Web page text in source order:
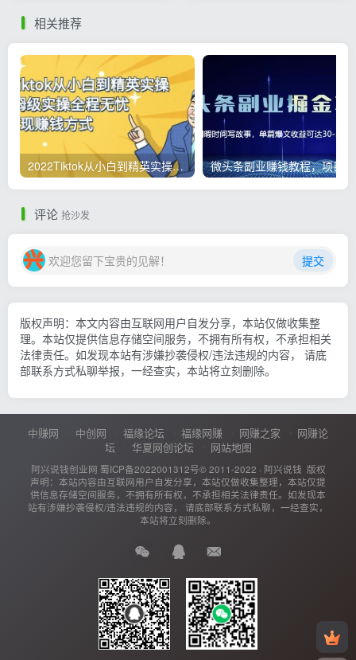
相关推荐
2022Tiktok从小白到精英实操，0-1保姆级实操全程无忧，多种变现赚钱方式
评论 抢沙发
欢迎您留下宝贵的见解！ 提交
版权声明：本文内容由互联网用户自发分享，本站仅做收集整
理。本站仅提供信息存储空间服务，不拥有所有权，不承担相关
法律责任。如发现本站有涉嫌抄袭侵权/违法违规的内容， 请底
部联系方式私聊举报，一经查实，本站将立刻删除。
中赚网 中创网 福缘论坛 福缘网赚 网赚之家
网赚论
坛
华夏网创论坛 网站地图
阿兴说钱创业网 蜀ICP备2022001312号© 2011-2022 · 阿兴说钱 版权
声明：本站内容由互联网用户自发分享，本站仅做收集整理，本站仅提
供信息存储空间服务，不拥有所有权，不承担相关法律责任。如发现本
站有涉嫌抄袭侵权/违法违规的内容， 请底部联系方式私聊，一经查实，
本站将立刻删除。